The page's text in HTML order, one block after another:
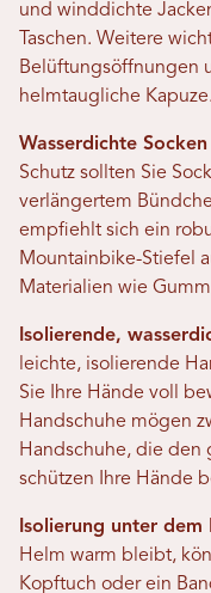
und winddichte
Taschen. Weitere
Belüftungsöffnungen
helmtaugliche Kapuze.
Wasserdichte
Schutz sollten Sie
verlängertem
empfiehlt sich ein
Mountainbike-Stiefel
Materialien wie
Isolierende,
leichte, isolierende
Sie Ihre Hände voll
Handschuhe mögen
Handschuhe, die den
schützen Ihre Hände
Isolierung unter dem
Helm warm bleibt,
Kopftuch oder ein